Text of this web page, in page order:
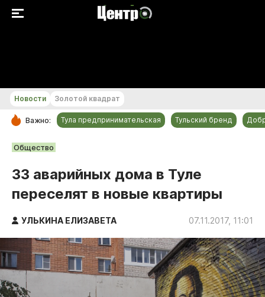
РУБРИКИ
Общество
Культура
Происшествия
Спорт
Тульский бренд
Тула предпринимательская
ДоброЦентр
Голодный шпион
Новости Золотой квадрат
Важно: Тула предпринимательская Тульский бренд
Общество
33 аварийных дома в Туле
переселят в новые квартиры
УЛЬКИНА ЕЛИЗАВЕТА 07.11.2017, 11:01